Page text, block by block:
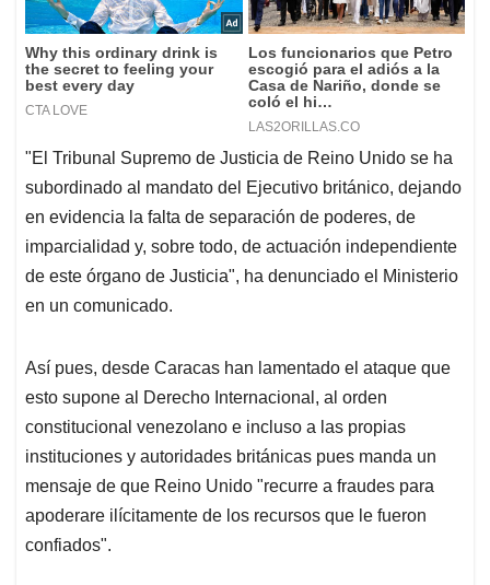
"El Tribunal Supremo de Justicia de Reino Unido se ha
subordinado al mandato del Ejecutivo británico, dejando
en evidencia la falta de separación de poderes, de
imparcialidad y, sobre todo, de actuación independiente
de este órgano de Justicia", ha denunciado el Ministerio
en un comunicado.
Así pues, desde Caracas han lamentado el ataque que
esto supone al Derecho Internacional, al orden
constitucional venezolano e incluso a las propias
instituciones y autoridades británicas pues manda un
mensaje de que Reino Unido "recurre a fraudes para
apoderare ilícitamente de los recursos que le fueron
confiados".